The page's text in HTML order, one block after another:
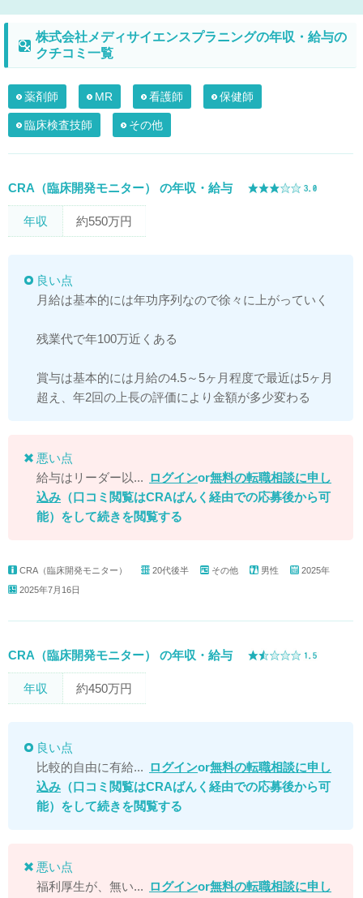
株式会社メディサイエンスプラニングの年収・給与の
クチコミ一覧
薬剤師 MR 看護師 保健師
臨床検査技師 その他
CRA（臨床開発モニター） の年収・給与
年収 約550万円
良い点
月給は基本的には年功序列なので徐々に上がっていく
残業代で年100万近くある
賞与は基本的には月給の4.5～5ヶ月程度で最近は5ヶ月
超え、年2回の上長の評価により金額が多少変わる
悪い点
給与はリーダー以... ログインor無料の転職相談に申し
込み （口コミ閲覧はCRAばんく経由での応募後から可
能） をして続きを閲覧する
CRA（臨床開発モニター） 20代後半 その他 男性
2025年
2025年7月16日
CRA（臨床開発モニター） の年収・給与
年収 約450万円
良い点
比較的自由に有給... ログインor無料の転職相談に申し
込み （口コミ閲覧はCRAばんく経由での応募後から可
能） をして続きを閲覧する
悪い点
福利厚生が、無い... ログインor無料の転職相談に申し